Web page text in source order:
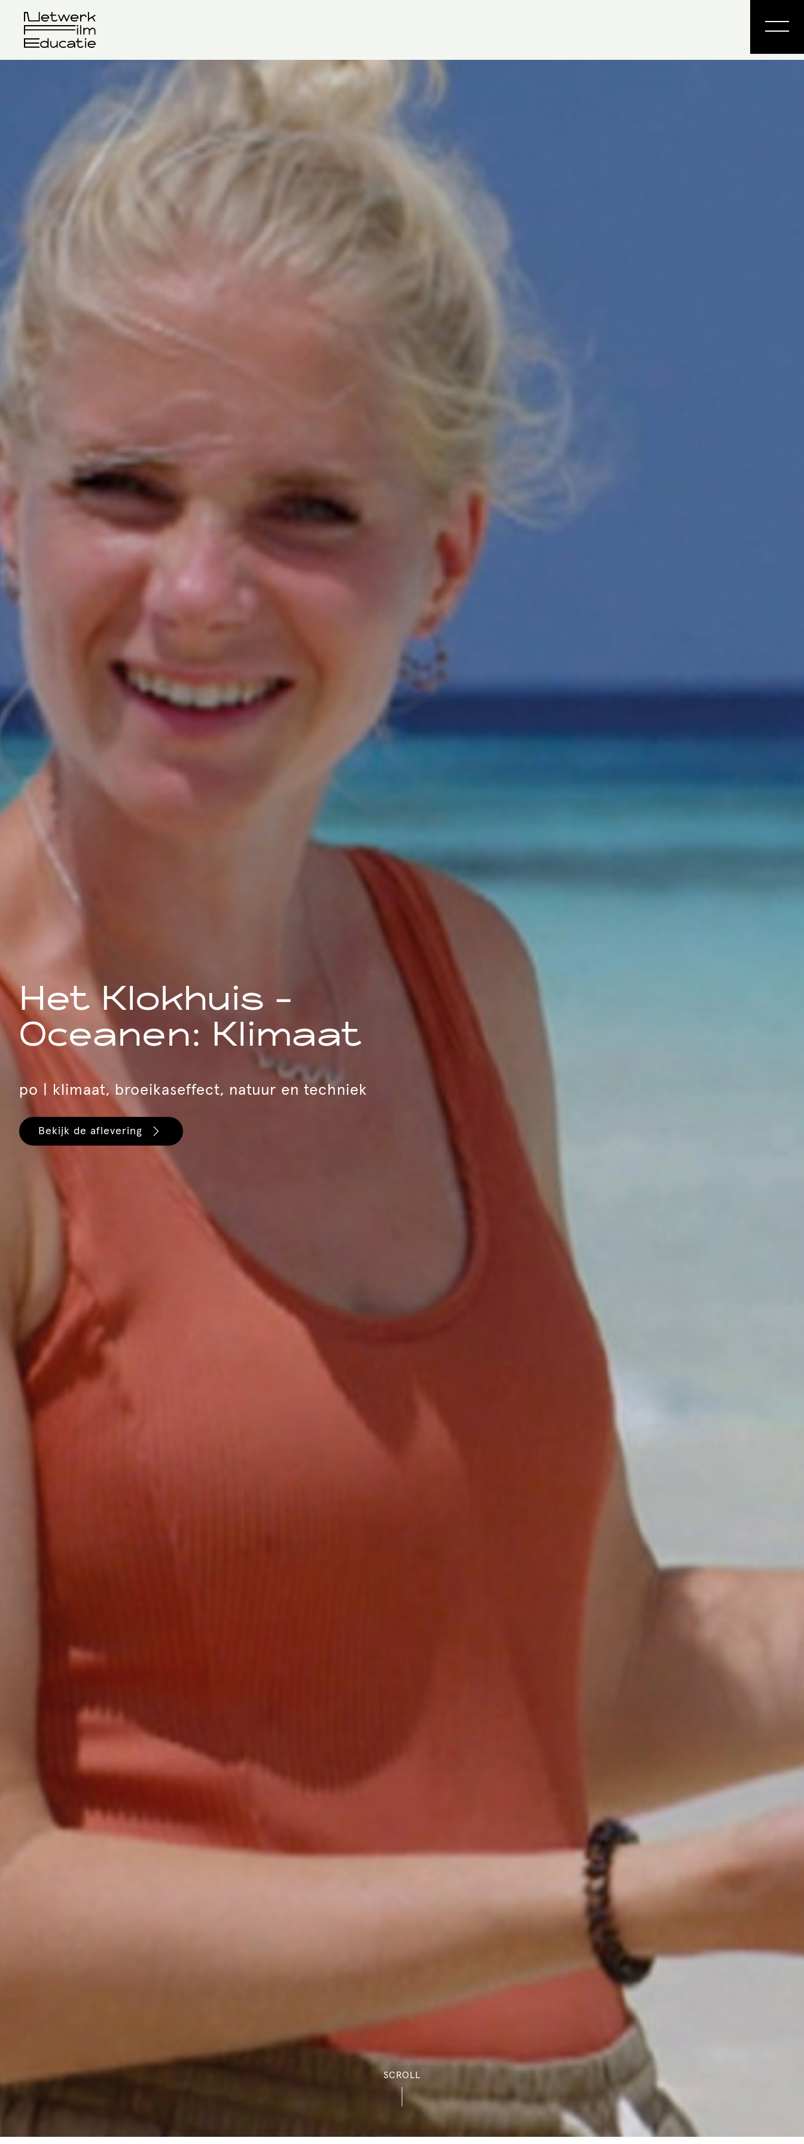
Het Klokhuis -
Oceanen: Klimaat
po | klimaat, broeikaseffect, natuur en techniek
Bekijk de aflevering
SCROLL